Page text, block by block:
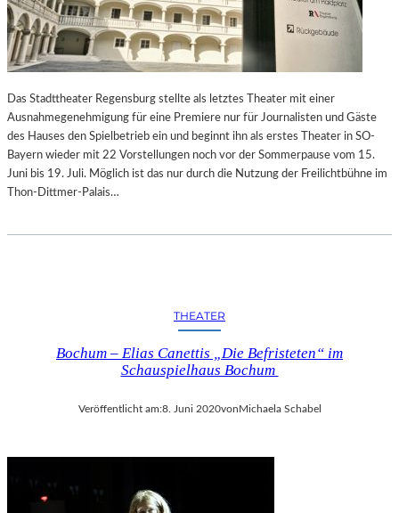
Das Stadttheater Regensburg stellte als letztes Theater mit einer
Ausnahmegenehmigung für eine Premiere nur für Journalisten und Gäste
des Hauses den Spielbetrieb ein und beginnt ihn als erstes Theater in SO-
Bayern wieder mit 22 Vorstellungen noch vor der Sommerpause vom 15.
Juni bis 19. Juli. Möglich ist das nur durch die Nutzung der Freilichtbühne im
Thon-Dittmer-Palais…
THEATER
Bochum – Elias Canettis „Die Befristeten“ im
Schauspielhaus Bochum
Veröffentlicht am:8. Juni 2020vonMichaela Schabel